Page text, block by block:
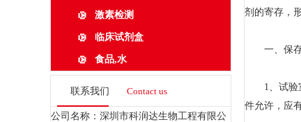
激素检测
临床试剂盒
食品,水
联系我们 Contact us
公司名称：深圳市科润达生物工程有限公
剂的寄存，
一、保存
1、试验室
件允许，应